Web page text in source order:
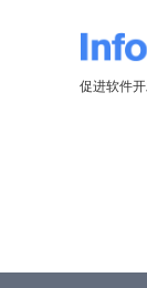
促进软件